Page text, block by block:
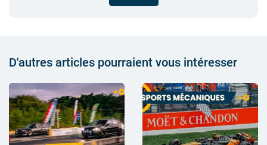
D'autres articles pourraient vous intéresser